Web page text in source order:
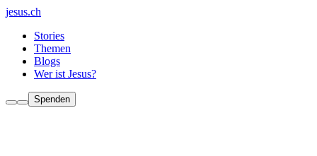
jesus.ch
Stories
Themen
Blogs
Wer ist Jesus?
Spenden